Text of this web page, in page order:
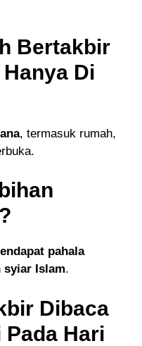
Bertakbir
Di
, termasuk rumah,
pahala
syiar Islam.
Dibaca
Hari